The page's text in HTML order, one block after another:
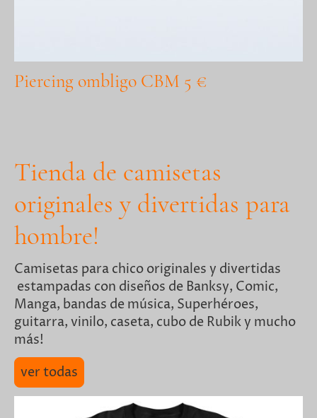
Piercing ombligo CBM 5 €
Tienda de camisetas
originales y divertidas para
hombre!
Camisetas para chico originales y divertidas
estampadas con diseños de Banksy, Comic,
Manga, bandas de música, Superhéroes,
guitarra, vinilo, caseta, cubo de Rubik y mucho
más!
ver todas